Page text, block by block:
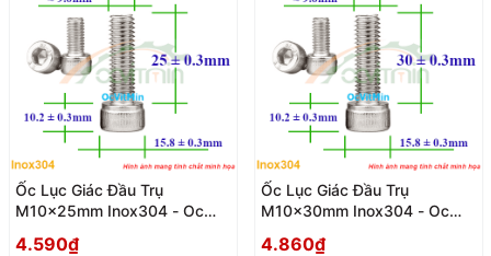
Ốc Lục Giác Đầu Trụ
M10x25mm Inox304 - Oc
4.590₫
Ốc Lục Giác Đầu Trụ
M10x30mm Inox304 - Oc
4.860₫